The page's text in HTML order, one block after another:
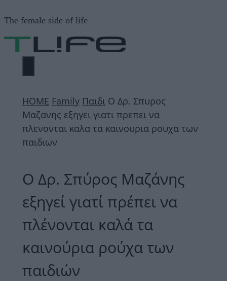
σε
περιεχόμενο
The female side of life
ΜΕΝΟΎ
ΗΟΜΕ Family Παιδι Ο Δρ. Σπυρος
Μαζανης εξηγει γιατι πρεπει να
πλενονται καλα τα καινουρια ρουχα των
παιδιων
Ο Δρ. Σπύρος Μαζάνης
εξηγεί γιατί πρέπει να
πλένονται καλά τα
καινούρια ρούχα των
παιδιών